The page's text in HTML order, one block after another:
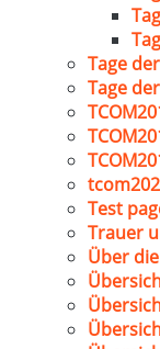
Tage
Tage
Test
Trauer
Über